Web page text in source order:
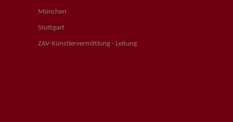
München
Stuttgart
ZAV-Künstlervermittlung - Leitung